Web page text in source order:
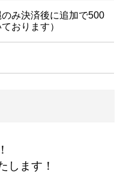
み決済後に追加で500
おります）
します！